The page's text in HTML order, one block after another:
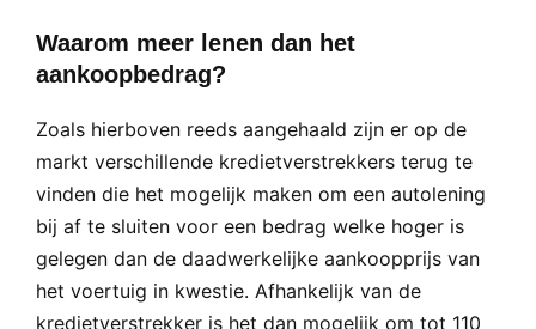
Waarom meer lenen dan het
aankoopbedrag?
Zoals hierboven reeds aangehaald zijn er op de
markt verschillende kredietverstrekkers terug te
vinden die het mogelijk maken om een autolening
bij af te sluiten voor een bedrag welke hoger is
gelegen dan de daadwerkelijke aankoopprijs van
het voertuig in kwestie. Afhankelijk van de
kredietverstrekker is het dan mogelijk om tot 110